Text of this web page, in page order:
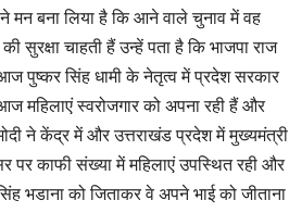
मन बना लिया है कि आने वाले चुनाव में वह
सुरक्षा चाहती हैं उन्हें पता है कि भाजपा राज
पुष्कर सिंह धामी के नेतृत्व में प्रदेश सरकार
महिलाएं स्वरोजगार को अपना रही हैं और
ने केंद्र में और उत्तराखंड प्रदेश में मुख्यमंत्री
पर काफी संख्या में महिलाएं उपस्थित रही और
भडाना को जिताकर वे अपने भाई को जीताना